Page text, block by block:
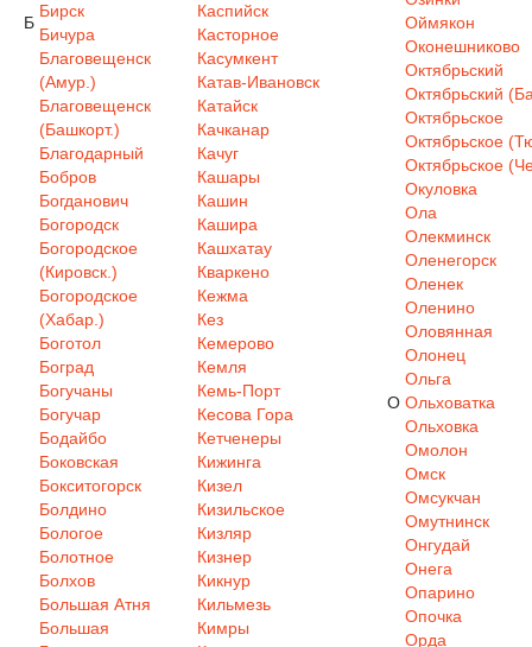
Б
Бирск
Бичура
Благовещенск
(Амур.)
Благовещенск
(Башкорт.)
Благодарный
Бобров
Богданович
Богородск
Богородское
(Кировск.)
Богородское
(Хабар.)
Боготол
Боград
Богучаны
Богучар
Бодайбо
Боковская
Бокситогорск
Болдино
Бологое
Болотное
Болхов
Большая Атня
Большая
Каспийск
Касторное
Касумкент
Катав-Ивановск
Катайск
Качканар
Качуг
Кашары
Кашин
Кашира
Кашхатау
Кваркено
Кежма
Кез
Кемерово
Кемля
Кемь-Порт
Кесова Гора
Кетченеры
Кижинга
Кизел
Кизильское
Кизляр
Кизнер
Кикнур
Кильмезь
Кимры
О
Оймякон
Оконешниково
Октябрьский
Октябрьский
Октябрьское
Октябрьское
Октябрьское
Окуловка
Ола
Олекминск
Оленегорск
Оленек
Оленино
Оловянная
Олонец
Ольга
Ольховатка
Ольховка
Омолон
Омск
Омсукчан
Омутнинск
Онгудай
Онега
Опарино
Опочка
Орда